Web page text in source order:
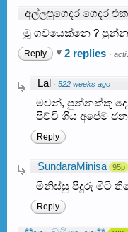
අල්ලපුගෙදර ගෙදර
මූ ගවයෙක්නෙ ?
Reply 2 replies ·
Lal · 522 weeks ago
මචන්, පුන්නක්කු
පිච්චි ගිය අපේම
Reply
SundaraMinisa 95p
මිනිස්සු පිදුරු මිටි
Reply